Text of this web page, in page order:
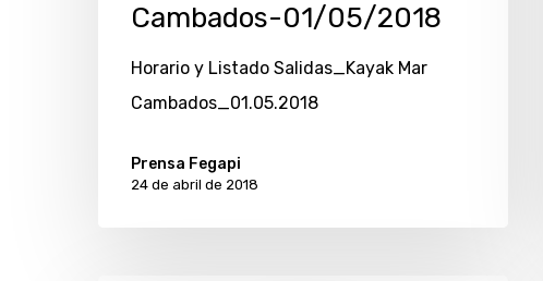
Cambados-01/05/2018
Horario y Listado Salidas_Kayak Mar
Cambados_01.05.2018
Prensa Fegapi
24 de abril de 2018